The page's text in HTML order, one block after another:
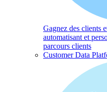
Gagnez des clients
automatisant et
parcours clients
Customer Data